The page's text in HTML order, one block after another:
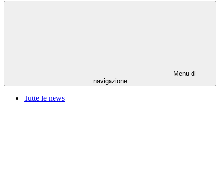
Menu di
navigazione
Tutte le news